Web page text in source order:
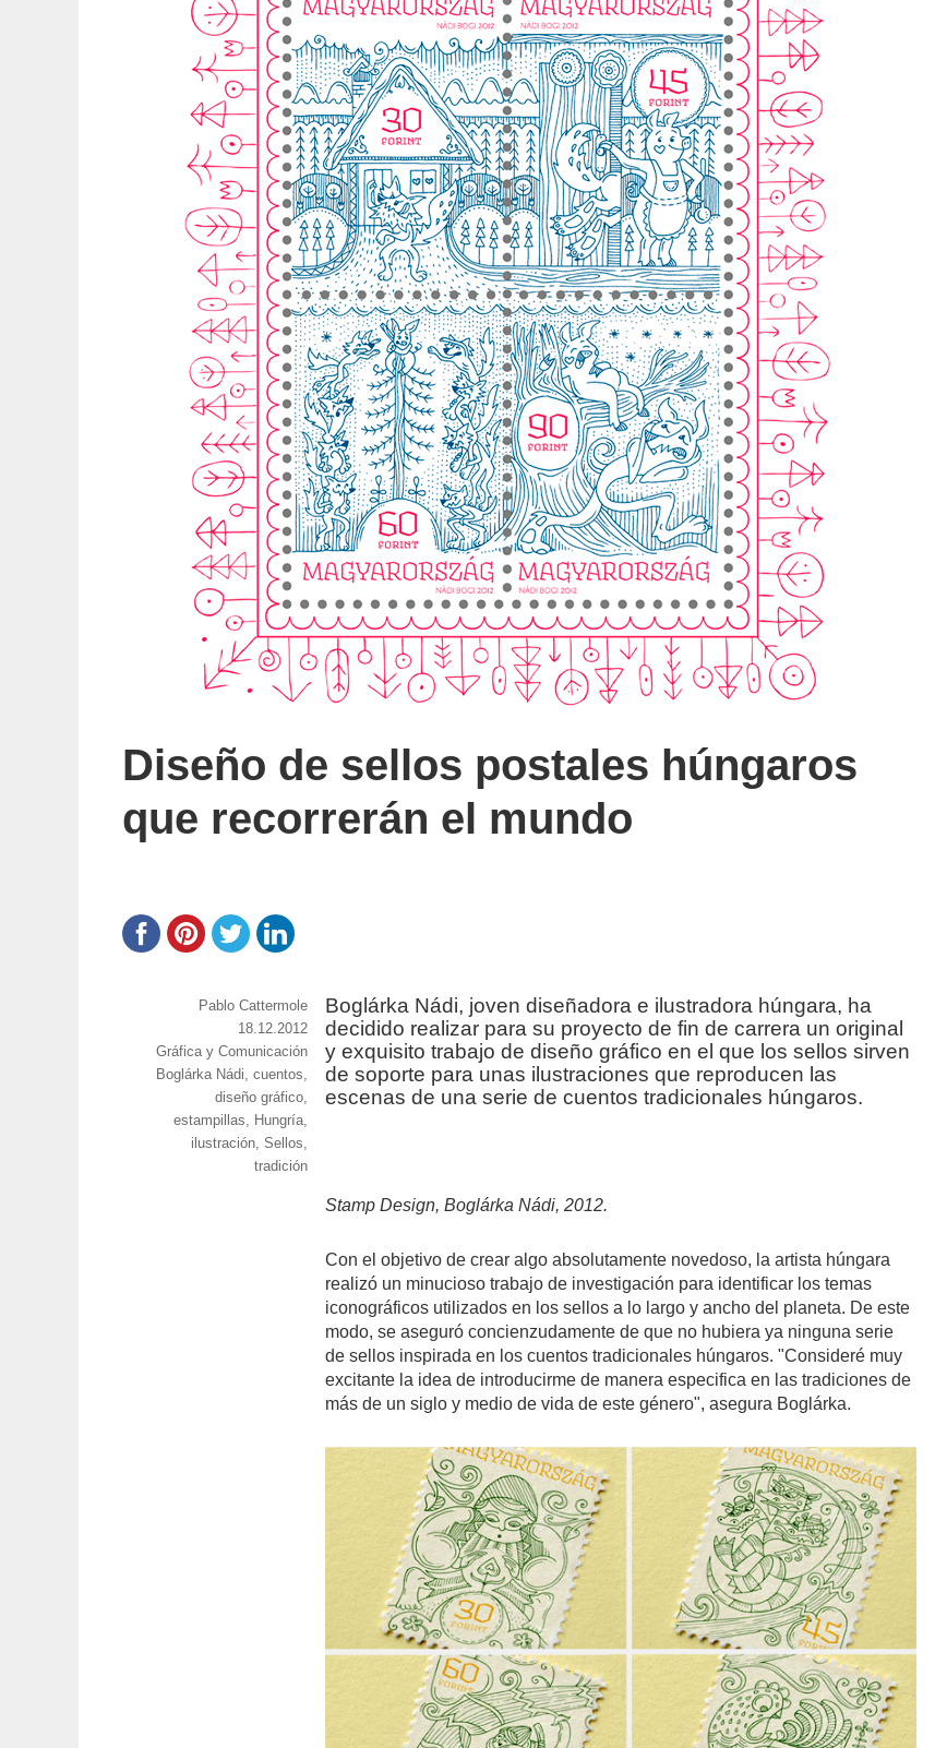
Diseño de sellos postales húngaros
que recorrerán el mundo
Boglárka Nádi, joven diseñadora e ilustradora húngara, ha
decidido realizar para su proyecto de fin de carrera un original
y exquisito trabajo de diseño gráfico en el que los sellos sirven
de soporte para unas ilustraciones que reproducen las
escenas de una serie de cuentos tradicionales húngaros.
Stamp Design, Boglárka Nádi, 2012.
Con el objetivo de crear algo absolutamente novedoso, la artista húngara
realizó un minucioso trabajo de investigación para identificar los temas
iconográficos utilizados en los sellos a lo largo y ancho del planeta. De este
modo, se aseguró concienzudamente de que no hubiera ya ninguna serie
de sellos inspirada en los cuentos tradicionales húngaros. "Consideré muy
excitante la idea de introducirme de manera especifica en las tradiciones de
más de un siglo y medio de vida de este género", asegura Boglárka.
https://www.experimenta.es/author/Pablo%20Cattermole/
Pablo Cattermole
Publicado
el
18.12.2012
Categorías
Gráfica y Comunicación
Etiquetas
Boglárka Nádi,cuentos,
diseño gráfico,
estampillas, Hungría,
ilustración,Sellos,
tradición